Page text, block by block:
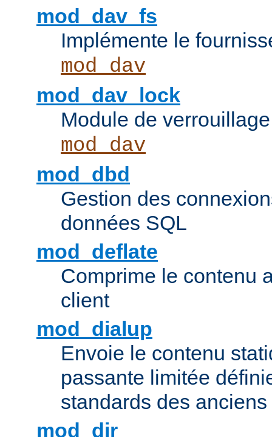
mod_dav_fs
Implémente le
mod_dav
mod_dav_lock
Module de
mod_dav
mod_dbd
Gestion des
données SQL
mod_deflate
Comprime le contenu
client
mod_dialup
Envoie le contenu
passante limitée
standards des
mod_dir